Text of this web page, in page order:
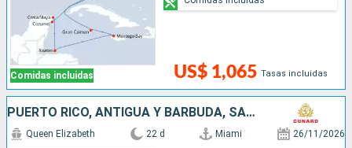
Comidas incluidas US$ 1,065 Tasas incluidas
PUERTO RICO, ANTIGUA Y BARBUDA, SANTA LUCIA, BARBADOS, SAN MARTÍN, ISLAS CAIMÁN, JAMAICA, MÉXICO, HONDURAS, ESTADOS UNIDOS
Queen Elizabeth 22 d Miami 26/11/2026